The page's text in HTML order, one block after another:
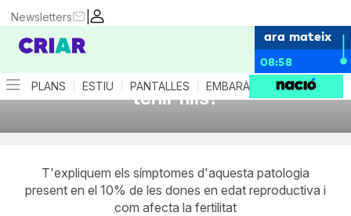
|
Newsletters
ara mateix
08:58
PLANS ESTIU PANTALLES EMBARÀS CRIANÇA
Si tinc endometriosi, em costarà
tenir fills?
T'expliquem els símptomes d'aquesta patologia
present en el 10% de les dones en edat reproductiva i
com afecta la fertilitat